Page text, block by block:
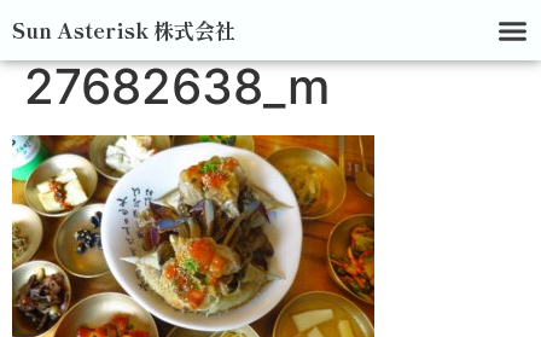
Sun Asterisk 株式会社
27682638_m